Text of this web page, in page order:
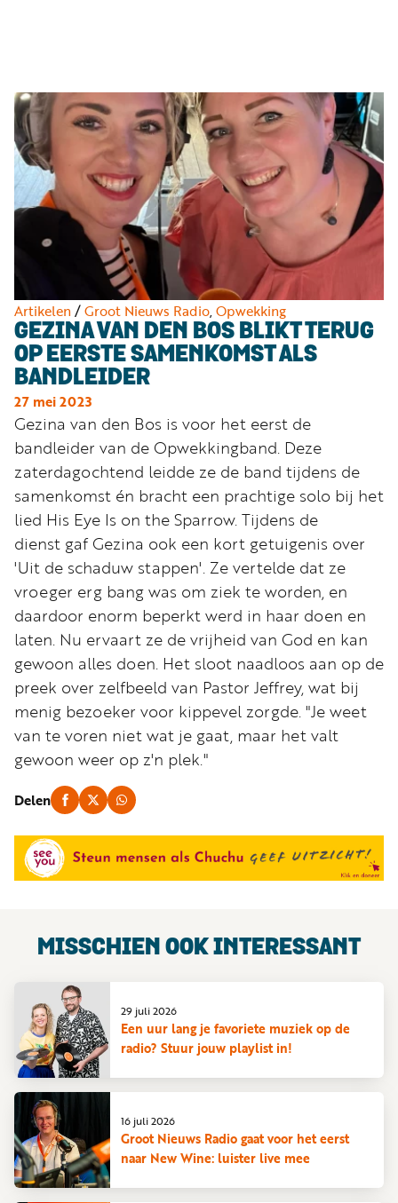
Artikelen/Groot Nieuws Radio,Opwekking
GEZINA VAN DEN BOS BLIKT TERUG
OP EERSTE SAMENKOMST ALS
BANDLEIDER
27 mei 2023
Gezina van den Bos is voor het eerst de
bandleider van de Opwekkingband. Deze
zaterdagochtend leidde ze de band tijdens de
samenkomst én bracht een prachtige solo bij het
lied His Eye Is on the Sparrow. Tijdens de
dienst gaf Gezina ook een kort getuigenis over
'Uit de schaduw stappen'. Ze vertelde dat ze
vroeger erg bang was om ziek te worden, en
daardoor enorm beperkt werd in haar doen en
laten. Nu ervaart ze de vrijheid van God en kan
gewoon alles doen. Het sloot naadloos aan op de
preek over zelfbeeld van Pastor Jeffrey, wat bij
menig bezoeker voor kippevel zorgde. "Je weet
van te voren niet wat je gaat, maar het valt
gewoon weer op z'n plek."
Delen
MISSCHIEN OOK INTERESSANT
Een uur lang je favoriete muziek op de
radio? Stuur jouw playlist in!
29 juli 2026
Groot Nieuws Radio gaat voor het eerst
naar New Wine: luister live mee
16 juli 2026
Podcasts
Muziek
Artikelen
Kanalen
onze
missie
Info
Word
nu
vriend
Businessclub
Adverteren
Winkel
Privacy
reglement
Algemene
voorwaarden